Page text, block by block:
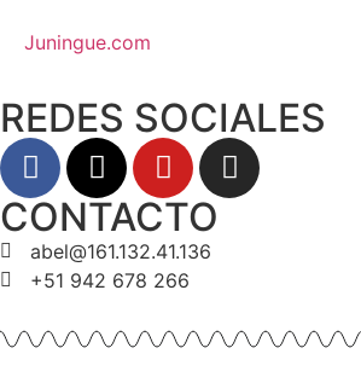
Juningue.com
REDES SOCIALES
CONTACTO
abel@161.132.41.136
+51 942 678 266